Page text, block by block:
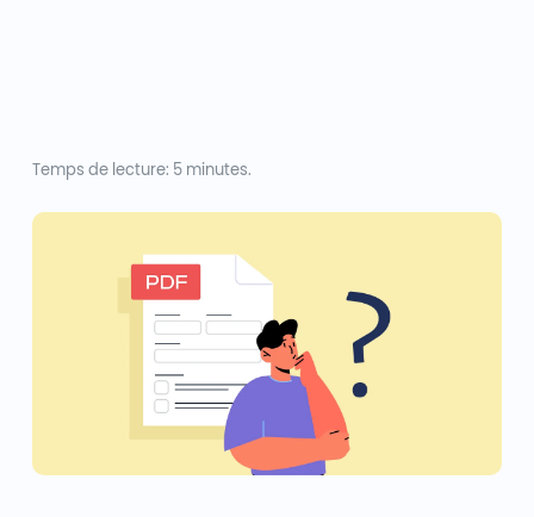
Temps de lecture: 5 minutes.